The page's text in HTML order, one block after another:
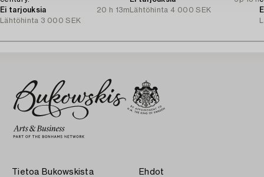
Ei tarjouksia
20 h 13m
Lähtöhinta 3 000 SEK
Lähtöhinta 4 000 SEK
Tietoa Bukowskista Ehdot